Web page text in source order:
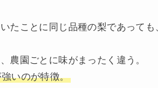
たことに同じ品種の梨であって
園ごとに味がまったく違う。
いのが特徴。